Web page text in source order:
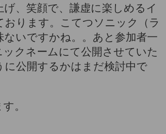
、笑顔で、謙虚に楽しめるイ
ります。こてつソニック（ラ
いですかね。。あと参加者一
クネームにて公開させていた
公開するかはまだ検討中で
。